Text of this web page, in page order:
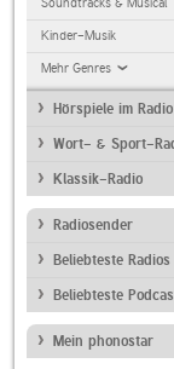
Kinder-Musik
Mehr Genres
Hörspiele im Radio
Wort- & Sport-
Klassik-Radio
Radiosender
Beliebteste Radios
Beliebteste
Mein phonostar
Monte
STAR FM